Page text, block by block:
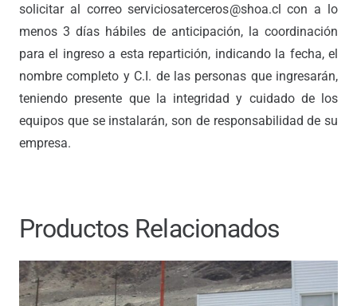
solicitar al correo serviciosaterceros@shoa.cl con a lo
menos 3 días hábiles de anticipación, la coordinación
para el ingreso a esta repartición, indicando la fecha, el
nombre completo y C.I. de las personas que ingresarán,
teniendo presente que la integridad y cuidado de los
equipos que se instalarán, son de responsabilidad de su
empresa.
Productos Relacionados